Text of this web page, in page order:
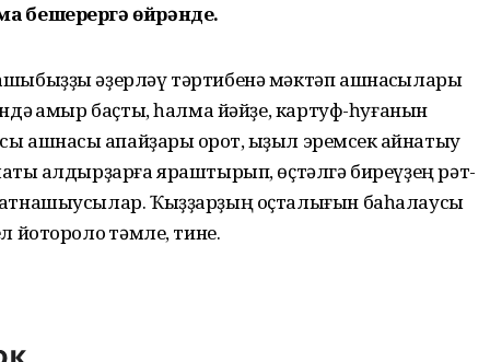
бешерергә өйрәнде.
әҙерләү тәртибенә мәктәп ашнаҡсылары
ҡамыр баҫты, һалма йәйҙе, картуф-һуғанын
ашнаҡсы апайҙары ҡорот, ҡыҙыл эремсек ҡайнатыу
алдырҙарға яраштырып, өҫтәлгә биреүҙең рәт-
Ҡыҙҙарҙың оҫталығын баһалаусы
йоторолоҡ тәмле, тине.